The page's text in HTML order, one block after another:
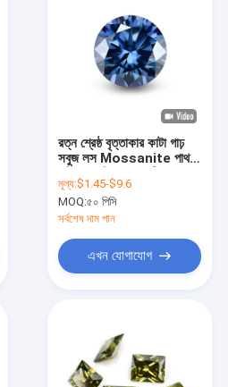
রত্ন শ্রেষ্ঠ বৃত্তাকার কাটা গাঢ়
সবুজ লস Mossanite পাথর
অপটিক্যাল বিশেষ প্রভাব রঙ
খেলা বা আগুন
মূল্য:$1.45-$9.6
MOQ:৫০ পিসি
সর্বশেষ দাম পান
এখন যোগাযোগ